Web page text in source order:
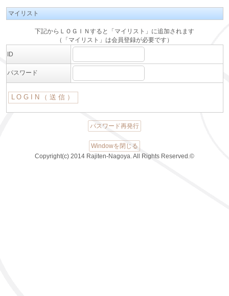
マイリスト
下記からＬＯＧＩＮすると「マイリスト」に追加されます
（「マイリスト」は会員登録が必要です）
ID
パスワード
パスワード再発行
Windowを閉じる
Copyright(c) 2014 Rajiten-Nagoya. All Rights Reserved.©